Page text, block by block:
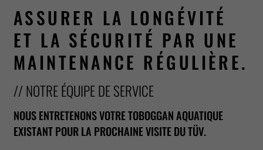
ASSURER LA LONGÉVITÉ
ET LA SÉCURITÉ PAR UNE
MAINTENANCE RÉGULIÈRE.
// NOTRE ÉQUIPE DE SERVICE
NOUS ENTRETENONS VOTRE TOBOGGAN AQUATIQUE
EXISTANT POUR LA PROCHAINE VISITE DU TÜV.